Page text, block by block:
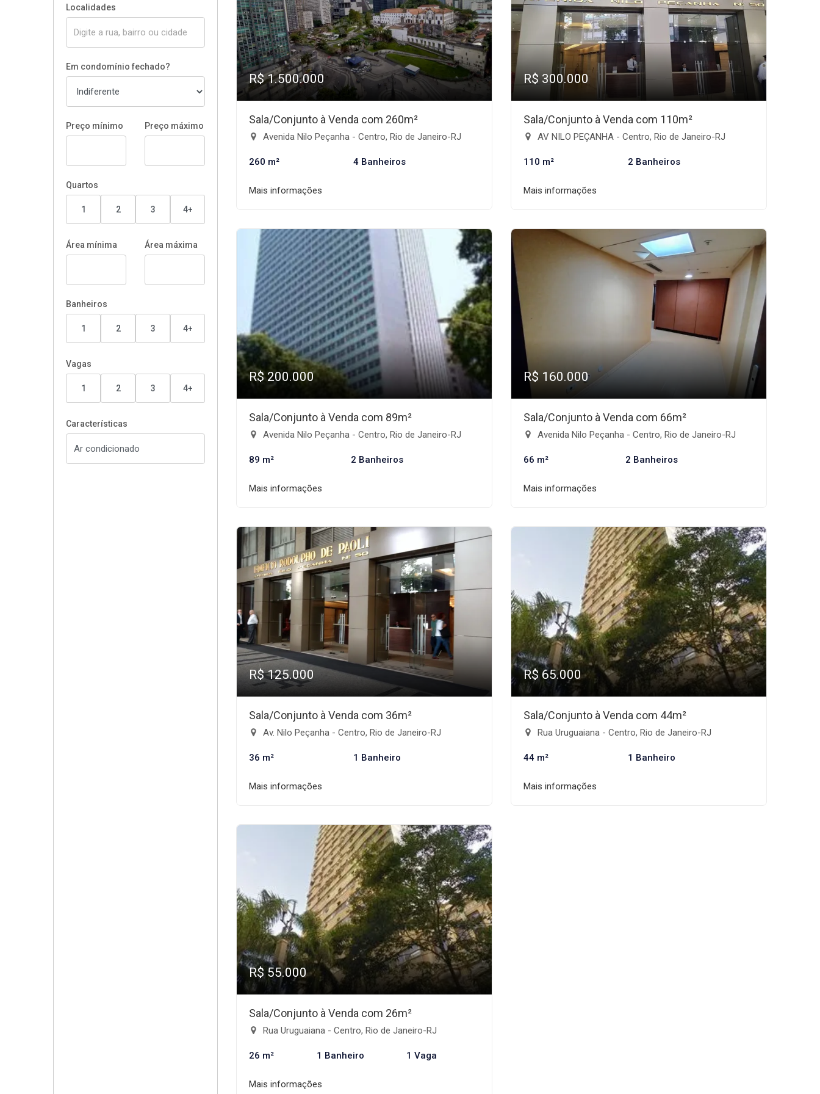
Localidades
Em condomínio fechado?
Preço mínimo Preço máximo
Quartos
1 2 3 4+
Área mínima Área máxima
Banheiros
1 2 3 4+
Vagas
1 2 3 4+
Características
R$ 1.500.000
Sala/Conjunto à Venda com 260m²
Avenida Nilo Peçanha - Centro, Rio de Janeiro-RJ
260 m² 4 Banheiros
Mais informações
R$ 300.000
Sala/Conjunto à Venda com 110m²
AV NILO PEÇANHA - Centro, Rio de Janeiro-RJ
110 m² 2 Banheiros
Mais informações
R$ 200.000
Sala/Conjunto à Venda com 89m²
Avenida Nilo Peçanha - Centro, Rio de Janeiro-RJ
89 m² 2 Banheiros
Mais informações
R$ 160.000
Sala/Conjunto à Venda com 66m²
Avenida Nilo Peçanha - Centro, Rio de Janeiro-RJ
66 m² 2 Banheiros
Mais informações
R$ 125.000
Sala/Conjunto à Venda com 36m²
Av. Nilo Peçanha - Centro, Rio de Janeiro-RJ
36 m² 1 Banheiro
Mais informações
R$ 65.000
Sala/Conjunto à Venda com 44m²
Rua Uruguaiana - Centro, Rio de Janeiro-RJ
44 m² 1 Banheiro
Mais informações
R$ 55.000
Sala/Conjunto à Venda com 26m²
Rua Uruguaiana - Centro, Rio de Janeiro-RJ
26 m² 1 Banheiro 1 Vaga
Mais informações